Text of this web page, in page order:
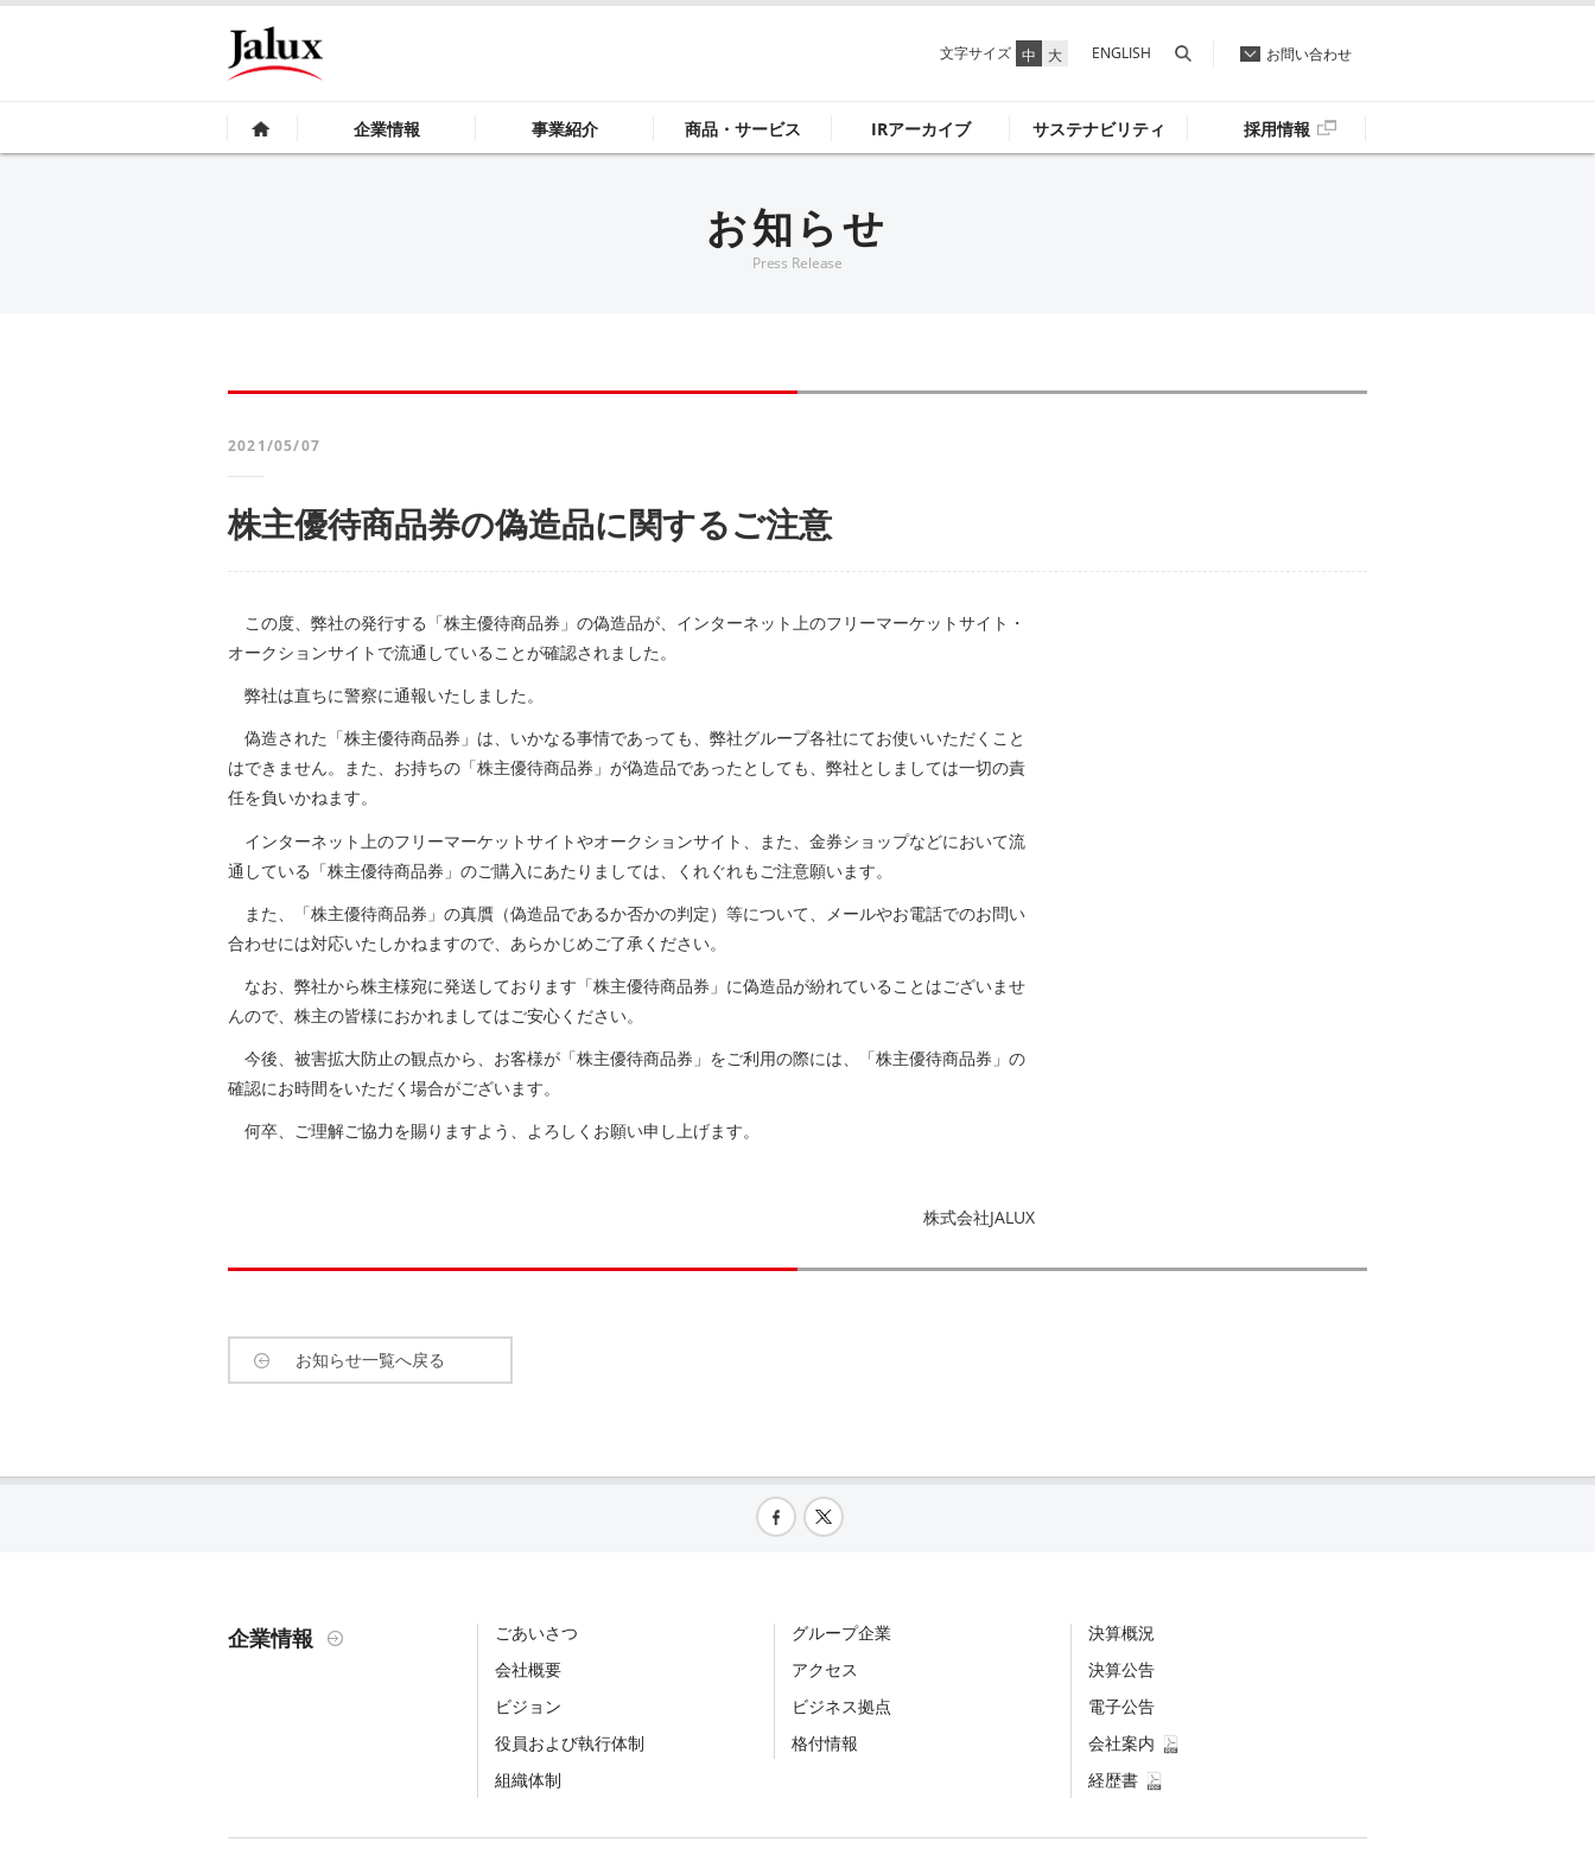
文字サイズ 中 大 ENGLISH お問い合わせ
企業情報 事業紹介 商品・サービス IRアーカイブ サステナビリティ 採用情報
お知らせ
Press Release
2021/05/07
株主優待商品券の偽造品に関するご注意
この度、弊社の発行する「株主優待商品券」の偽造品が、インターネット上のフリーマーケットサイト・
オークションサイトで流通していることが確認されました。
弊社は直ちに警察に通報いたしました。
偽造された「株主優待商品券」は、いかなる事情であっても、弊社グループ各社にてお使いいただくこと
はできません。また、お持ちの「株主優待商品券」が偽造品であったとしても、弊社としましては一切の責
任を負いかねます。
インターネット上のフリーマーケットサイトやオークションサイト、また、金券ショップなどにおいて流
通している「株主優待商品券」のご購入にあたりましては、くれぐれもご注意願います。
また、「株主優待商品券」の真贋（偽造品であるか否かの判定）等について、メールやお電話でのお問い
合わせには対応いたしかねますので、あらかじめご了承ください。
なお、弊社から株主様宛に発送しております「株主優待商品券」に偽造品が紛れていることはございませ
んので、株主の皆様におかれましてはご安心ください。
今後、被害拡大防止の観点から、お客様が「株主優待商品券」をご利用の際には、「株主優待商品券」の
確認にお時間をいただく場合がございます。
何卒、ご理解ご協力を賜りますよう、よろしくお願い申し上げます。
株式会社JALUX
お知らせ一覧へ戻る
企業情報
ごあいさつ
会社概要
ビジョン
役員および執行体制
組織体制
グループ企業
アクセス
ビジネス拠点
格付情報
決算概況
決算公告
電子公告
会社案内
経歴書